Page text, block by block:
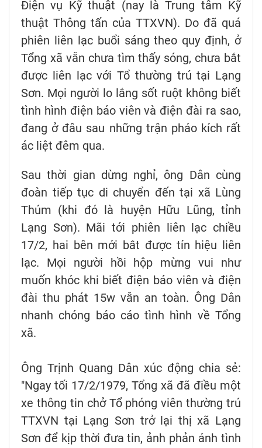
Điện vụ Kỹ thuật (nay là Trung tâm Kỹ
thuật Thông tấn của TTXVN). Do đã quá
phiên liên lạc buổi sáng theo quy định, ở
Tổng xã vẫn chưa tìm thấy sóng, chưa bắt
được liên lạc với Tổ thường trú tại Lạng
Sơn. Mọi người lo lắng sốt ruột không biết
tình hình điện báo viên và điện đài ra sao,
đang ở đâu sau những trận pháo kích rất
ác liệt đêm qua.
Sau thời gian dừng nghỉ, ông Dân cùng
đoàn tiếp tục di chuyển đến tại xã Lùng
Thúm (khi đó là huyện Hữu Lũng, tỉnh
Lạng Sơn). Mãi tới phiên liên lạc chiều
17/2, hai bên mới bắt được tín hiệu liên
lạc. Mọi người hồi hộp mừng vui như
muốn khóc khi biết điện báo viên và điện
đài thu phát 15w vẫn an toàn. Ông Dân
nhanh chóng báo cáo tình hình về Tổng
xã.
Ông Trịnh Quang Dân xúc động chia sẻ:
"Ngay tối 17/2/1979, Tổng xã đã điều một
xe thông tin chở Tổ phóng viên thường trú
TTXVN tại Lạng Sơn trở lại thị xã Lạng
Sơn để kịp thời đưa tin, ảnh phản ánh tình